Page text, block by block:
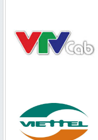
Bộ chia quang 1x4 SC/UPC - bộ chia
splitter